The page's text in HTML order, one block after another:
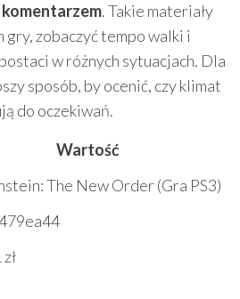
. Takie materiały
gry, zobaczyć tempo walki i
w różnych sytuacjach. Dla
sposób, by ocenić, czy klimat
do oczekiwań.
Wartość
The New Order (Gra PS3)